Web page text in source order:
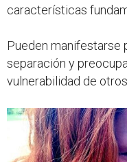
características
Pueden manifestarse
separación y
vulnerabilidad de